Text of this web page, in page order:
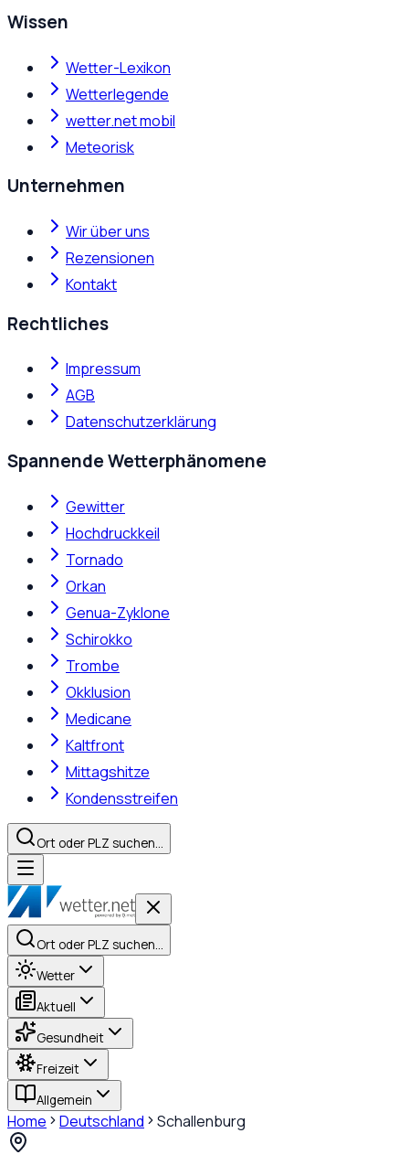
Wissen
Wetter-Lexikon
Wetterlegende
wetter.net mobil
Meteorisk
Unternehmen
Wir über uns
Rezensionen
Kontakt
Rechtliches
Impressum
AGB
Datenschutzerklärung
Spannende Wetterphänomene
Gewitter
Hochdruckkeil
Tornado
Orkan
Genua-Zyklone
Schirokko
Trombe
Okklusion
Medicane
Kaltfront
Mittagshitze
Kondensstreifen
Ort oder PLZ suchen…
Ort oder PLZ suchen…
Wetter
Aktuell
Gesundheit
Freizeit
Allgemein
Home Deutschland Schallenburg